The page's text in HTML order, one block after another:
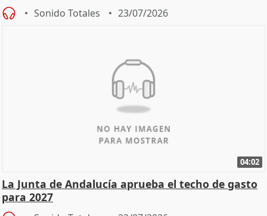
Sonido Totales 23/07/2026
04:02
La Junta de Andalucía aprueba el techo de gasto
para 2027